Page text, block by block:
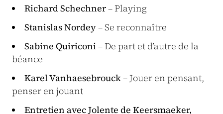
Richard Schechner– Playing
Stanislas Nordey– Se reconnaître
Sabine Quiriconi– De part et d’autre de la
béance
Karel Vanhaesebrouck– Jouer en pensant,
penser en jouant
Entretien avec Jolente de Keersmaeker,